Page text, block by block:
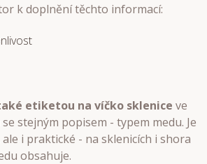
k doplnění těchto informací:
etiketou na víčko sklenice ve
stejným popisem - typem medu. Je
i praktické - na sklenicích i shora
obsahuje.